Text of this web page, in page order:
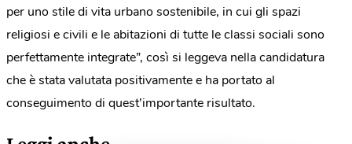
per uno stile di vita urbano sostenibile, in cui gli spazi
religiosi e civili e le abitazioni di tutte le classi sociali sono
perfettamente integrate”, così si leggeva nella candidatura
che è stata valutata positivamente e ha portato al
conseguimento di quest’importante risultato.